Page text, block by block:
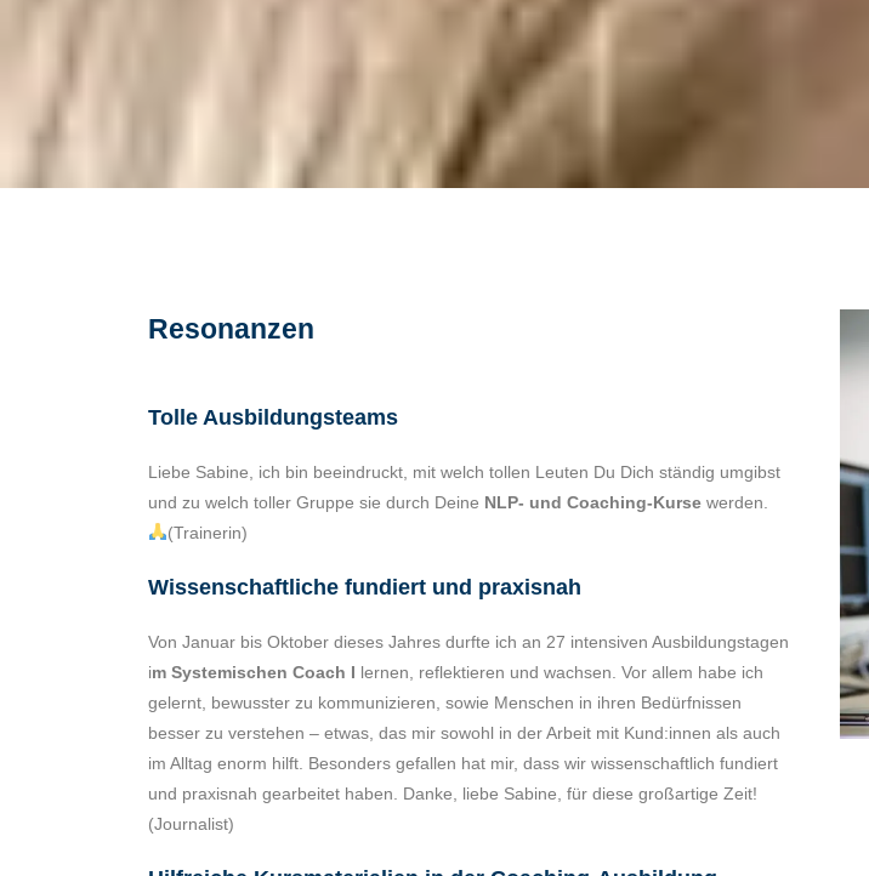
Resonanzen
Tolle Ausbildungsteams
Liebe Sabine, ich bin beeindruckt, mit welch tollen Leuten Du Dich ständig umgibst
und zu welch toller Gruppe sie durch Deine NLP- und Coaching-Kurse werden.
(Trainerin)
Wissenschaftliche fundiert und praxisnah
Von Januar bis Oktober dieses Jahres durfte ich an 27 intensiven Ausbildungstagen
im Systemischen Coach I lernen, reflektieren und wachsen. Vor allem habe ich
gelernt, bewusster zu kommunizieren, sowie Menschen in ihren Bedürfnissen
besser zu verstehen – etwas, das mir sowohl in der Arbeit mit Kund:innen als auch
im Alltag enorm hilft. Besonders gefallen hat mir, dass wir wissenschaftlich fundiert
und praxisnah gearbeitet haben. Danke, liebe Sabine, für diese großartige Zeit!
(Journalist)